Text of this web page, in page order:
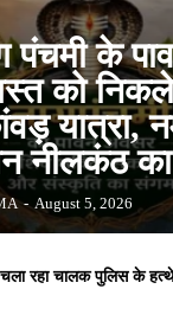
पंचमी के
को
यात्रा,
नीलकंठ
- August 5, 2026
चला रहा चालक पुलिस के